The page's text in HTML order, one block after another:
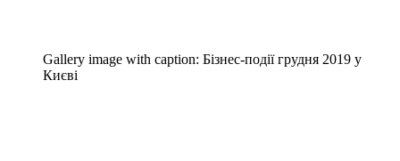
Gallery image with caption: Бізнес-події грудня 2019 у
Києві